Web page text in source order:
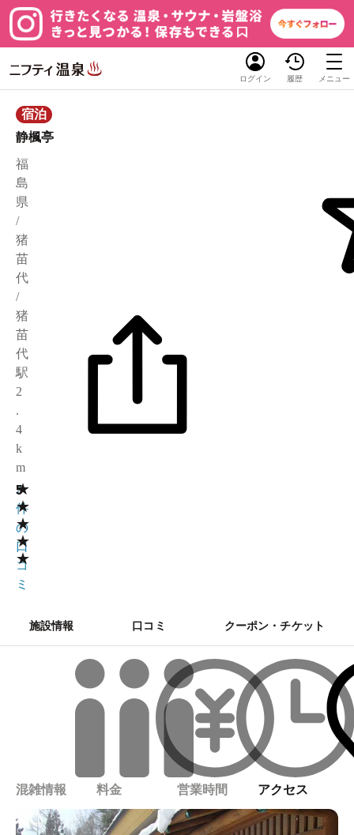
ログイン 履歴 メニュー
宿泊
静楓亭
福
島
県
/
猪
苗
代
/
猪
苗
代
駅
2
.
4
k
m
★
★
★
★
★
5
2
件
の
口
コ
ミ
施設情報 口コミ クーポン・チケット
混雑情報 料金 営業時間 アクセス